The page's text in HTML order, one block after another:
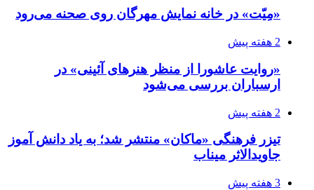
«مِیّت» در خانه نمایش مهرگان روی صحنه می‌رود
2 هفته پیش
«روایت عاشورا از منظر هنرهای آئینی» در
ارسباران بررسی می‌شود
2 هفته پیش
تیزر فرهنگی «ماکان» منتشر شد؛ به یاد دانش آموز
جاویدالاثر میناب
3 هفته پیش